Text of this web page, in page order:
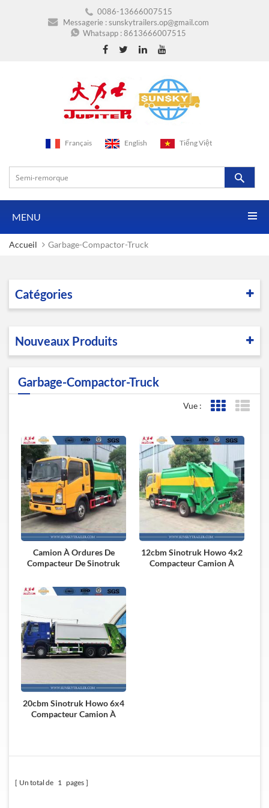
0086-13666007515
Messagerie :sunskytrailers.op@gmail.com
Whatsapp :8613666007515
Français English Tiếng Việt
MENU
Accueil Garbage-Compactor-Truck
Catégories
Nouveaux Produits
Garbage-Compactor-Truck
Vue : Affichage
Camion À Ordures De
Compacteur De Sinotruk
12cbm Sinotruk Howo 4x2
Compacteur Camion À
20cbm Sinotruk Howo 6x4
Compacteur Camion À
Un total de 1 pages